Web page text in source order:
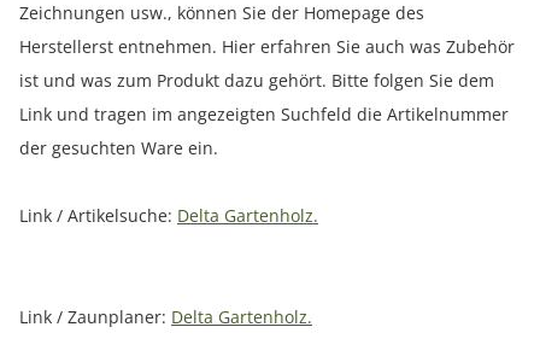
Zeichnungen usw., können Sie der Homepage des
Herstellerst entnehmen. Hier erfahren Sie auch was Zubehör
ist und was zum Produkt dazu gehört. Bitte folgen Sie dem
Link und tragen im angezeigten Suchfeld die Artikelnummer
der gesuchten Ware ein.
Link / Artikelsuche: Delta Gartenholz.
Link / Zaunplaner: Delta Gartenholz.